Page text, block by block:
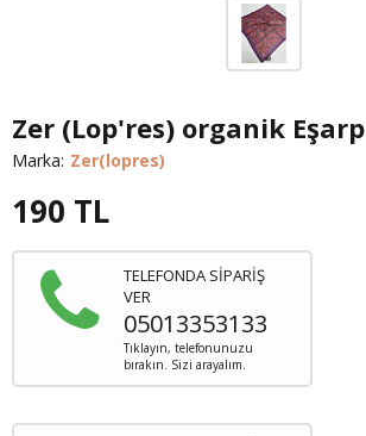
Zer (Lop'res) organik Eşarp
Marka: Zer(lopres)
190 TL
TELEFONDA SİPARİŞ
VER
05013353133
Tıklayın, telefonunuzu
bırakın. Sizi arayalım.